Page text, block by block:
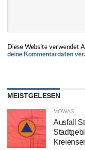
Diese Website verwendet
deine Kommentardaten
MEISTGELESEN
MOWAS
Ausfall